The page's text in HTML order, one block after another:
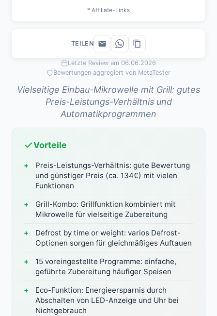
Letzte Review am 06.06.2026
Bewertungen aggregiert von MetaTester
Vielseitige Einbau-Mikrowelle mit Grill: gutes
Preis-Leistungs-Verhältnis und
Automatikprogrammen
Vorteile
Preis-Leistungs-Verhältnis: gute Bewertung
und günstiger Preis (ca. 134€) mit vielen
Funktionen
Grill-Kombo: Grillfunktion kombiniert mit
Mikrowelle für vielseitige Zubereitung
Defrost by time or weight: varios Defrost-
Optionen sorgen für gleichmäßiges Auftauen
15 voreingestellte Programme: einfache,
geführte Zubereitung häufiger Speisen
Eco-Funktion: Energieersparnis durch
Abschalten von LED-Anzeige und Uhr bei
Nichtgebrauch
* Affiliate-Links
TEILEN